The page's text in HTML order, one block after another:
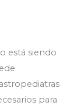
está siendo
para